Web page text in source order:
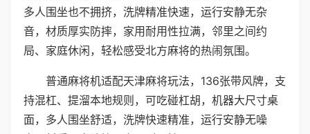
多人围坐也不拥挤，洗牌精准快速，运行安静无杂
音，材质厚实防摔，家用耐用性拉满，邻里之间约
局、家庭休闲，轻松感受北方麻将的热闹氛围。
普通麻将机适配天津麻将玩法，136张带风牌，支
持混杠、提溜本地规则，可吃碰杠胡，机器大尺寸桌
面，多人围坐舒适，洗牌快速精准，运行安静无噪